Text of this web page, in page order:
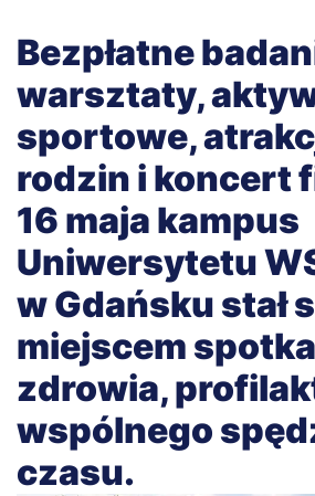
Bezpłatne
warsztaty,
sportowe,
rodzin i koncert
16 maja kampus
Uniwersytetu
w Gdańsku stał
miejscem
zdrowia,
wspólnego
czasu.